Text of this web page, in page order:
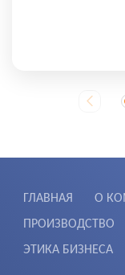
ГЛАВНАЯ О
ПРОИЗВОДСТВО
ЭТИКА БИЗНЕСА